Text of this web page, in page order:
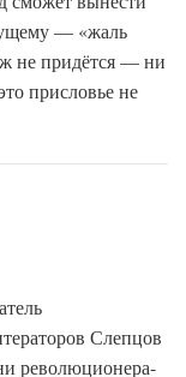
— «жаль
не придётся — ни
присловье не
Слепцов
революционера-